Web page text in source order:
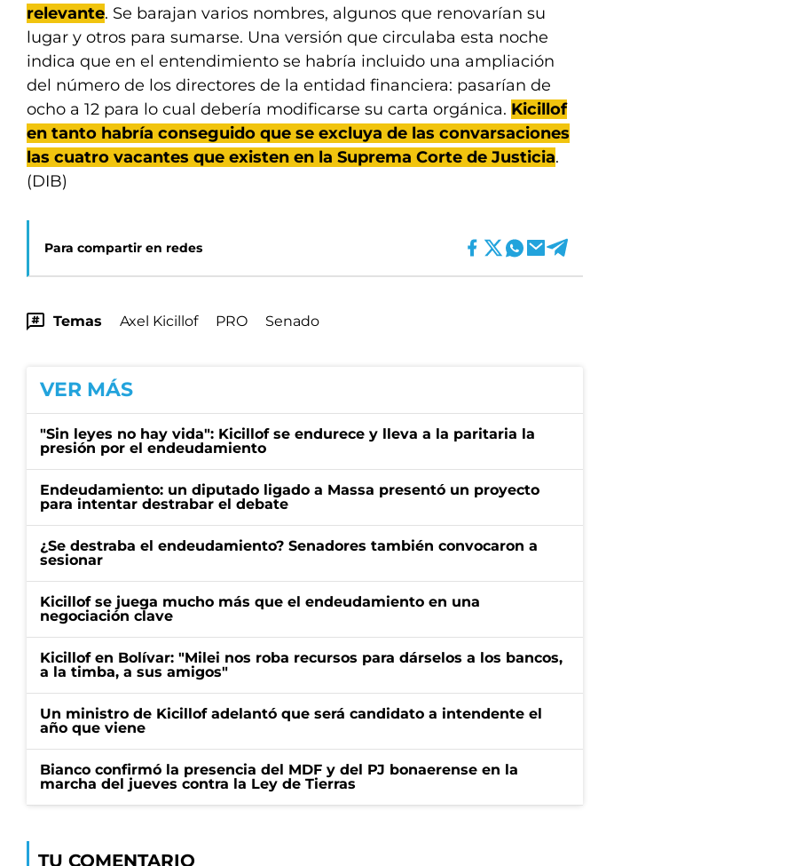
relevante. Se barajan varios nombres, algunos que renovarían su
lugar y otros para sumarse. Una versión que circulaba esta noche
indica que en el entendimiento se habría incluido una ampliación
del número de los directores de la entidad financiera: pasarían de
ocho a 12 para lo cual debería modificarse su carta orgánica. Kicillof
en tanto habría conseguido que se excluya de las convarsaciones
las cuatro vacantes que existen en la Suprema Corte de Justicia.
(DIB)
Para compartir en redes
Temas Axel Kicillof PRO Senado
VER MÁS
"Sin leyes no hay vida": Kicillof se endurece y lleva a la paritaria la
presión por el endeudamiento
Endeudamiento: un diputado ligado a Massa presentó un proyecto
para intentar destrabar el debate
¿Se destraba el endeudamiento? Senadores también convocaron a
sesionar
Kicillof se juega mucho más que el endeudamiento en una
negociación clave
Kicillof en Bolívar: "Milei nos roba recursos para dárselos a los bancos,
a la timba, a sus amigos"
Un ministro de Kicillof adelantó que será candidato a intendente el
año que viene
Bianco confirmó la presencia del MDF y del PJ bonaerense en la
marcha del jueves contra la Ley de Tierras
TU COMENTARIO